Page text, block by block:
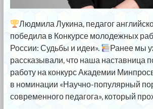
Людмила Лукина, педагог
победила в Конкурсе молодежных
России: Судьбы и идеи».
Ранее мы
рассказывали, что наша наставница
работу на конкурс Академии
в номинации «Научно-популярный
современного педагога», который